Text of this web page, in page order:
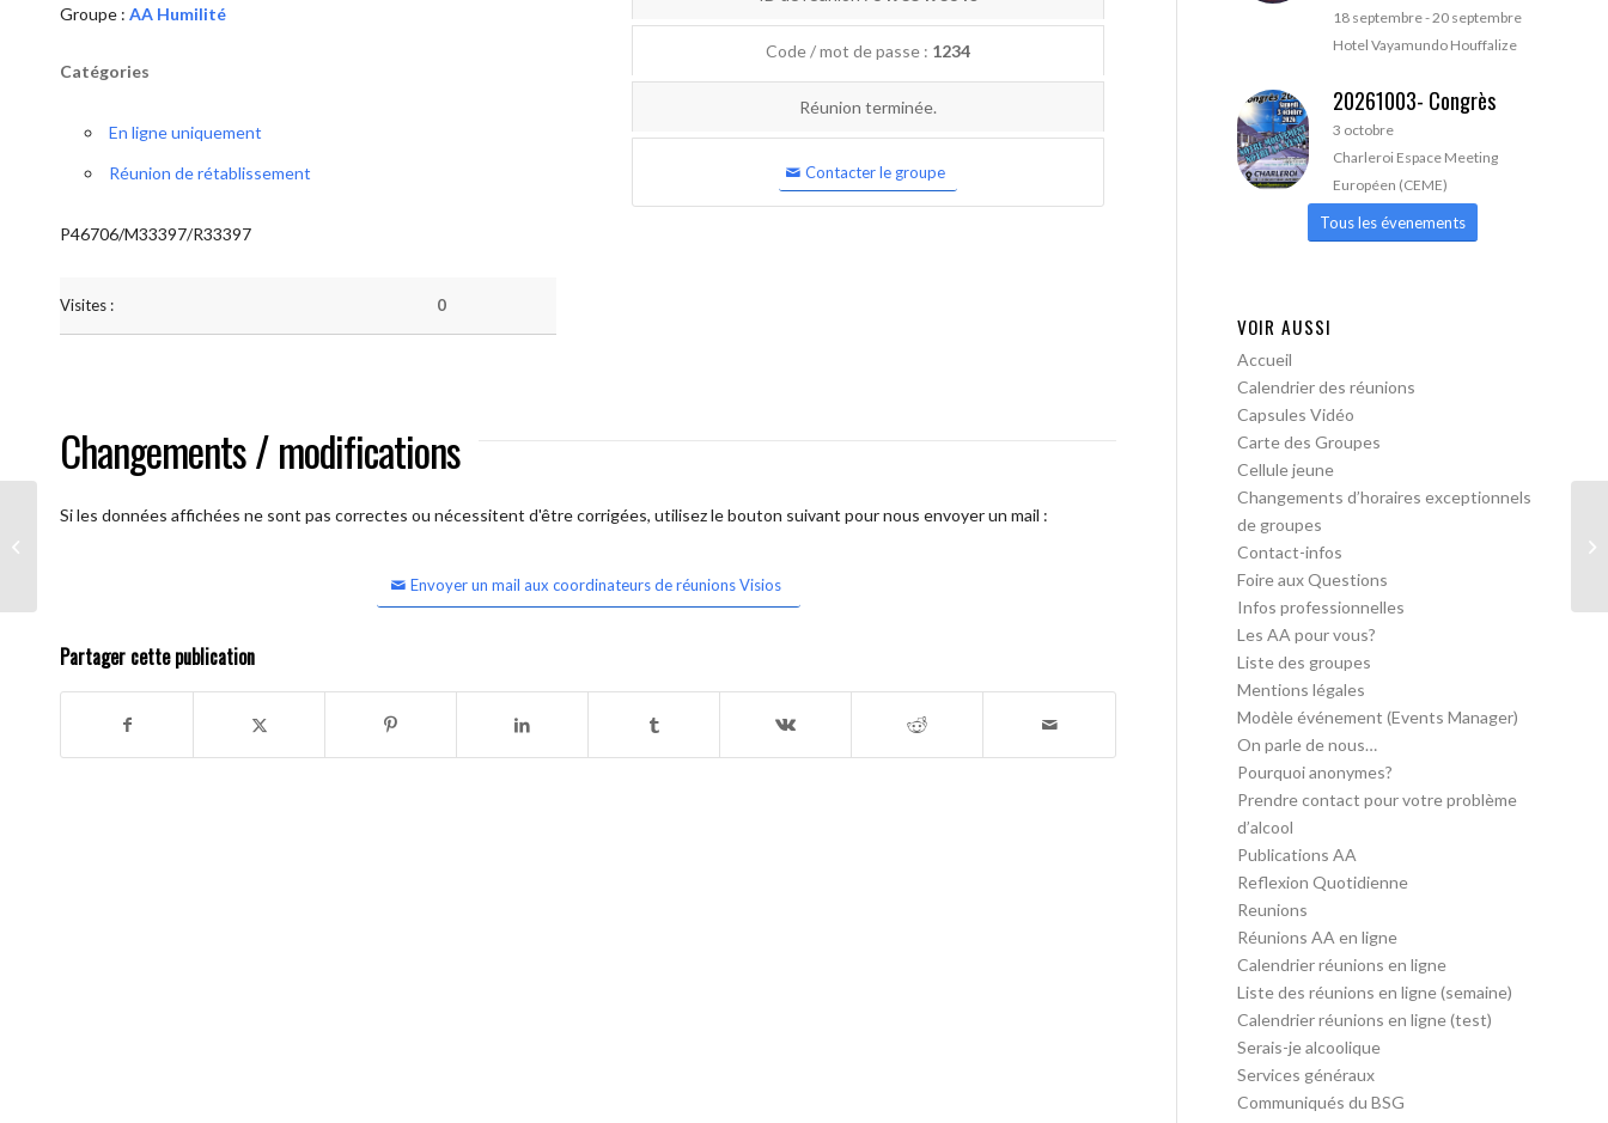
Groupe : AA Humilité
Catégories
En ligne uniquement
Réunion de rétablissement
P46706/M33397/R33397
Visites : 0
Code / mot de passe : 1234
Réunion terminée.
Contacter le groupe
Changements / modifications
Si les données affichées ne sont pas correctes ou nécessitent d'être corrigées, utilisez le bouton suivant pour nous envoyer un mail :
Envoyer un mail aux coordinateurs de réunions Visios
Partager cette publication
18 septembre-20 septembre
Hotel Vayamundo Houffalize
20261003- Congrès
3 octobre
Charleroi Espace Meeting
Européen (CEME)
Tous les évenements
VOIR AUSSI
Accueil
Calendrier des réunions
Capsules Vidéo
Carte des Groupes
Cellule jeune
Changements d’horaires exceptionnels
de groupes
Contact-infos
Foire aux Questions
Infos professionnelles
Les AA pour vous?
Liste des groupes
Mentions légales
Modèle événement (Events Manager)
On parle de nous…
Pourquoi anonymes?
Prendre contact pour votre problème
d’alcool
Publications AA
Reflexion Quotidienne
Reunions
Réunions AA en ligne
Calendrier réunions en ligne
Liste des réunions en ligne (semaine)
Calendrier réunions en ligne (test)
Serais-je alcoolique
Services généraux
Communiqués du BSG